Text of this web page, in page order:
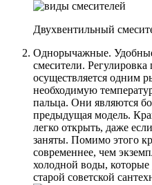
Двухвентильный
Однорычажные.
смесители.
осуществляется одним
необходимую
пальца. Они являются
предыдущая модель.
легко открыть, даже
заняты. Помимо этого
современнее, чем
холодной воды,
старой советской